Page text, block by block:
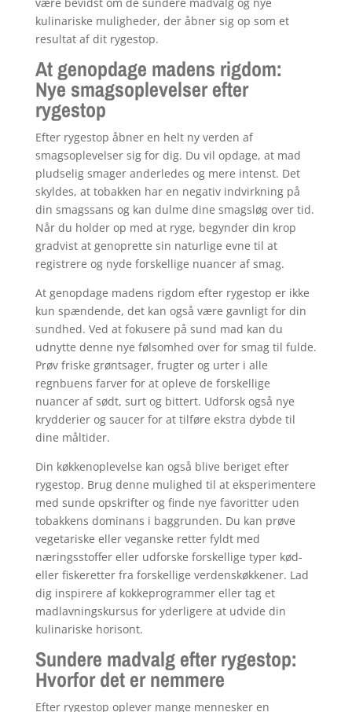
være bevidst om de sundere madvalg og nye
kulinariske muligheder, der åbner sig op som et
resultat af dit rygestop.
At genopdage madens rigdom:
Nye smagsoplevelser efter
rygestop
Efter rygestop åbner en helt ny verden af
smagsoplevelser sig for dig. Du vil opdage, at mad
pludselig smager anderledes og mere intenst. Det
skyldes, at tobakken har en negativ indvirkning på
din smagssans og kan dulme dine smagsløg over tid.
Når du holder op med at ryge, begynder din krop
gradvist at genoprette sin naturlige evne til at
registrere og nyde forskellige nuancer af smag.
At genopdage madens rigdom efter rygestop er ikke
kun spændende, det kan også være gavnligt for din
sundhed. Ved at fokusere på sund mad kan du
udnytte denne nye følsomhed over for smag til fulde.
Prøv friske grøntsager, frugter og urter i alle
regnbuens farver for at opleve de forskellige
nuancer af sødt, surt og bittert. Udforsk også nye
krydderier og saucer for at tilføre ekstra dybde til
dine måltider.
Din køkkenoplevelse kan også blive beriget efter
rygestop. Brug denne mulighed til at eksperimentere
med sunde opskrifter og finde nye favoritter uden
tobakkens dominans i baggrunden. Du kan prøve
vegetariske eller veganske retter fyldt med
næringsstoffer eller udforske forskellige typer kød-
eller fiskeretter fra forskellige verdenskøkkener. Lad
dig inspirere af kokkeprogrammer eller tag et
madlavningskursus for yderligere at udvide din
kulinariske horisont.
Sundere madvalg efter rygestop:
Hvorfor det er nemmere
Efter rygestop oplever mange mennesker en